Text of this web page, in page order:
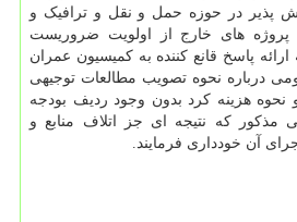
پذیر در حوزه حمل و نقل و ترافیک و
های خارج از اولویت ضروریست
پاسخ قانع کننده به کمیسیون عمران
درباره نحوه تصویب مطالعات توجیهی
هزینه کرد بدون وجود ردیف بودجه
مذکور که نتیجه ای جز اتلاف منابع و
آن خودداری فرمایند.